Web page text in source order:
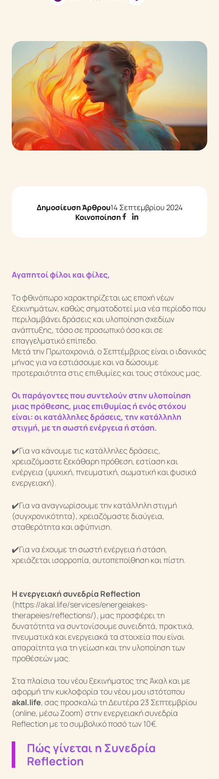
EMF Balancing Technique
Reconnective Healing
The Personal Reconnection
Reflections
Μέθοδοι
Τι είναι η Συστημική Αναπαράσταση
Events
Q&A
Κάτια Αλεξίου
Δημοσίευση Άρθρου14 Σεπτεμβρίου 2024
Κοινοποίηση
Αγαπητοί φίλοι και φίλες,
Το φθινόπωρο χαρακτηρίζεται ως εποχή νέων
ξεκινημάτων, καθώς σηματοδοτεί μια νέα περίοδο που
περιλαμβάνει δράσεις και υλοποίηση σχεδίων
ανάπτυξης, τόσο σε προσωπικό όσο και σε
επαγγελματικό επίπεδο.
Μετά την Πρωτοχρονιά, ο Σεπτέμβριος είναι ο ιδανικός
μήνας για να εστιάσουμε και να δώσουμε
προτεραιότητα στις επιθυμίες και τους στόχους μας.
Οι παράγοντες που συντελούν στην υλοποίηση
μιας πρόθεσης, μιας επιθυμίας ή ενός στόχου
είναι: οι κατάλληλες δράσεις, την κατάλληλη
στιγμή, με τη σωστή ενέργεια ή στάση.
✔️Για να κάνουμε τις κατάλληλες δράσεις,
χρειαζόμαστε ξεκάθαρη πρόθεση, εστίαση και
ενέργεια (ψυχική, πνευματική, σωματική και φυσικά
ενεργειακή).
✔️Για να αναγνωρίσουμε την κατάλληλη στιγμή
(συγχρονικότητα), χρειαζόμαστε διαύγεια,
σταθερότητα και αφύπνιση.
✔️Για να έχουμε τη σωστή ενέργεια ή στάση,
χρειάζεται ισορροπία, αυτοπεποίθηση και πίστη.
Η ενεργειακή συνεδρία Reflection
(https://akal.life/services/energeiakes-
therapeies/reflections/), μας προσφέρει τη
δυνατότητα να συντονίσουμε συνειδητά, πρακτικά,
πνευματικά και ενεργειακά τα στοιχεία που είναι
απαραίτητα για τη γείωση και την υλοποίηση των
προθέσεών μας.
Στα πλαίσια του νέου ξεκινήματος της Άκαλ και με
αφορμή την κυκλοφορία του νέου μου ιστότοπου
akal.life, σας προσκαλώ τη Δευτέρα 23 Σεπτεμβρίου
(online, μέσω Zoom) στην ενεργειακή συνεδρία
Reflection με το συμβολικό ποσό των 10€.
Πώς γίνεται η Συνεδρία
Reflection